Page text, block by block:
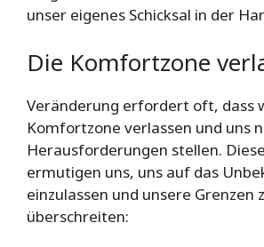
unser eigenes Schicksal in der
Die Komfortzone
Veränderung erfordert oft, dass
Komfortzone verlassen und uns
Herausforderungen stellen.
ermutigen uns, uns auf das
einzulassen und unsere Grenzen
überschreiten: